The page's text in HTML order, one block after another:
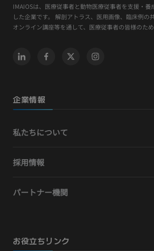
IMAIOSは、医療従事者と動物医療従事者を支援・養
した企業です。 解剖アトラス、医用画像、臨床例の
オンライン講座等を通して、医療従事者の皆様のた
企業情報
私たちについて
採用情報
パートナー機関
お役立ちリンク